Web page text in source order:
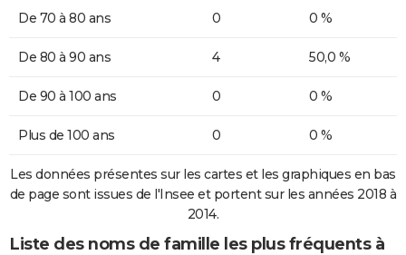
De 70 à 80 ans 0 0 %
De 80 à 90 ans 4 50,0 %
De 90 à 100 ans 0 0 %
Plus de 100 ans 0 0 %
Les données présentes sur les cartes et les graphiques en bas
de page sont issues de l'Insee et portent sur les années 2018 à
2014.
Liste des noms de famille les plus fréquents à